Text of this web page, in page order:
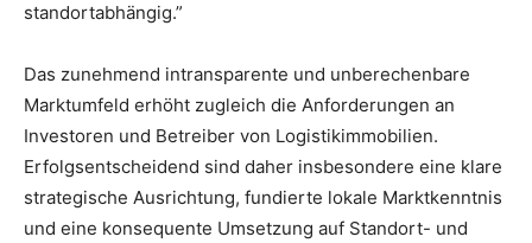
standortabhängig.”
Das zunehmend intransparente und unberechenbare
Marktumfeld erhöht zugleich die Anforderungen an
Investoren und Betreiber von Logistikimmobilien.
Erfolgsentscheidend sind daher insbesondere eine klare
strategische Ausrichtung, fundierte lokale Marktkenntnis
und eine konsequente Umsetzung auf Standort- und